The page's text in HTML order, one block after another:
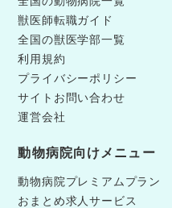
獣医師転職ガイド
全国の獣医学部一覧
利用規約
プライバシーポリシー
サイトお問い合わせ
運営会社
動物病院向けメニュー
動物病院プレミアムプラン
おまとめ求人サービス